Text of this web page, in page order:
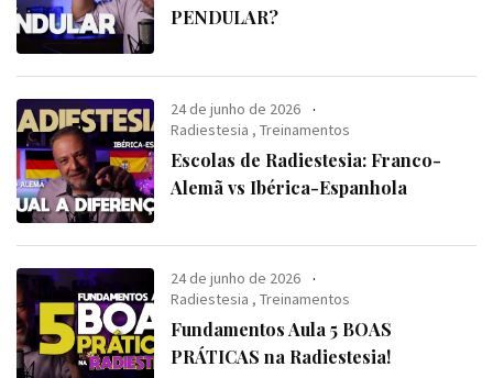
PENDULAR?
24 de junho de 2026
Radiestesia ,Treinamentos
Escolas de Radiestesia: Franco-
Alemã vs Ibérica-Espanhola
24 de junho de 2026
Radiestesia ,Treinamentos
Fundamentos Aula 5 BOAS
PRÁTICAS na Radiestesia!